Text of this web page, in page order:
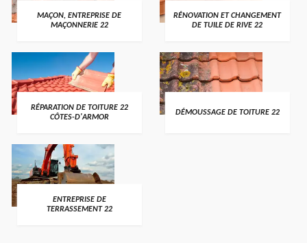
MAÇON, ENTREPRISE DE
MAÇONNERIE 22
RÉNOVATION ET CHANGEMENT
DE TUILE DE RIVE 22
RÉPARATION DE TOITURE 22
CÔTES-D'ARMOR
DÉMOUSSAGE DE TOITURE 22
ENTREPRISE DE
TERRASSEMENT 22